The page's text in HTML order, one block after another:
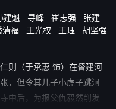
建魁 寻峰 崔志强
张建
清福 王光权 王珏
胡坚强
则（于承惠 饰）在督建河
，但令其儿子小虎子跳河
中后，为报父仇毅然削发